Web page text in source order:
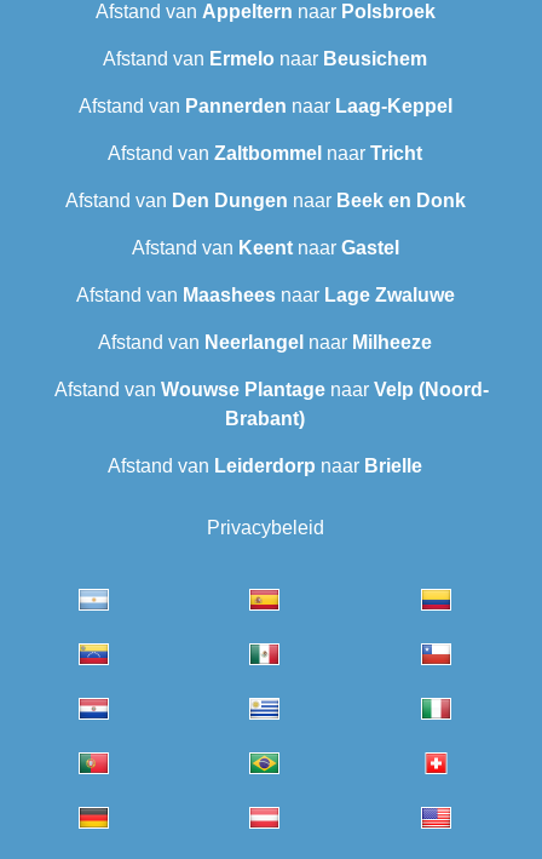
Afstand van Appeltern naar Polsbroek
Afstand van Ermelo naar Beusichem
Afstand van Pannerden naar Laag-Keppel
Afstand van Zaltbommel naar Tricht
Afstand van Den Dungen naar Beek en Donk
Afstand van Keentnaar Gastel
Afstand van Maasheesnaar Lage Zwaluwe
Afstand van Neerlangel naar Milheeze
Afstand van Wouwse Plantagenaar Velp (Noord-
Brabant)
Afstand van Leiderdorp naar Brielle
Privacybeleid